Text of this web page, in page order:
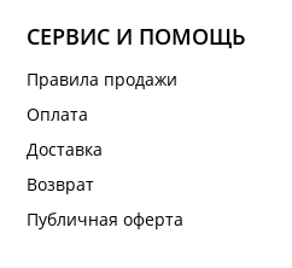
СЕРВИС И ПОМОЩЬ
Правила продажи
Оплата
Доставка
Возврат
Публичная оферта